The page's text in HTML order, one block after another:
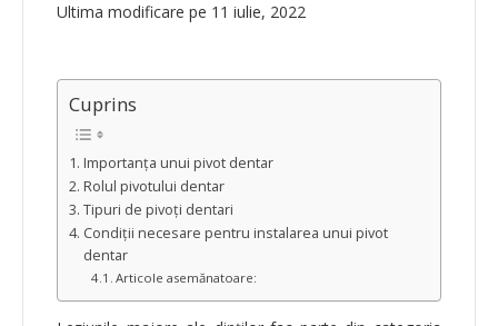
Ultima modificare pe 11 iulie, 2022
Cuprins
Importanța unui pivot dentar
Rolul pivotului dentar
Tipuri de pivoți dentari
Condiții necesare pentru instalarea unui pivot
dentar
Articole asemănatoare: